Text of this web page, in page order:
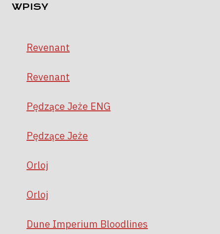
WPISY
Revenant
Revenant
Pędzące Jeże ENG
Pędzące Jeże
Orloj
Orloj
Dune Imperium Bloodlines